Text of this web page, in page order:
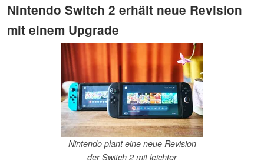
Nintendo Switch 2 erhält neue Revision
mit einem Upgrade
Nintendo plant eine neue Revision
der Switch 2 mit leichter